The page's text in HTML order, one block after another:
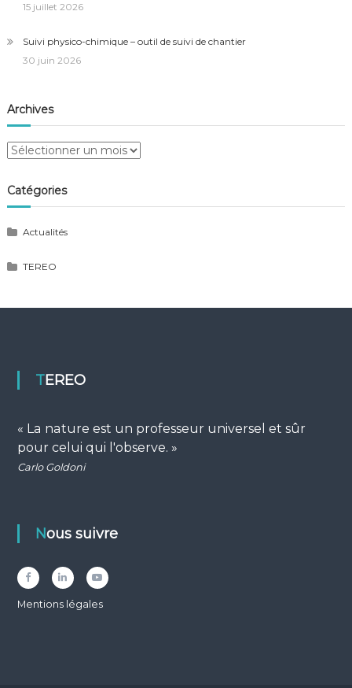
15 juillet 2026
Suivi physico-chimique – outil de suivi de chantier
30 juin 2026
Archives
Archives
Catégories
Actualités
TEREO
TEREO
« La nature est un professeur universel et sûr
pour celui qui l'observe. »
Carlo Goldoni
Nous suivre
FacebookLinkedInYouTube
Mentions légales